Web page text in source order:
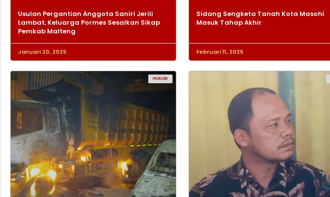
Usulan Pergantian Anggota Saniri Jerili
Lambat, Keluarga Pormes Sesalkan Sikap
Pemkab Malteng
Januari 20, 2025
Sidang Sengketa Tanah Kota Masohi
Masuk Tahap Akhir
Februari 11, 2025
HUKUM